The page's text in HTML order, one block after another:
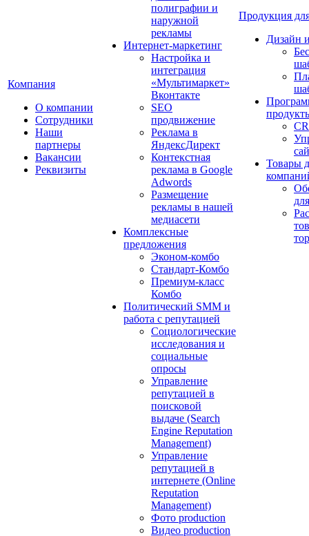
Компания
О компании
Сотрудники
Наши
партнеры
Вакансии
Реквизиты
полиграфии и
наружной
рекламы
Интернет-маркетинг
Настройка и
интеграция
«Мультимаркет»
Вконтакте
SEO
продвижение
Реклама в
ЯндексДирект
Контекстная
реклама в Google
Adwords
Размещение
рекламы в нашей
медиасети
Комплексные
предложения
Эконом-комбо
Стандарт-Комбо
Премиум-класс
Комбо
Политический SMM и
работа с репутацией
Социологические
исследования и
социальные
опросы
Управление
репутацией в
поисковой
выдаче (Search
Engine Reputation
Management)
Управление
репутацией в
интернете (Online
Reputation
Management)
Фото production
Видео production
Продукция
Дизайн
Товары